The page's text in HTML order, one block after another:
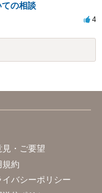
の相談
4
見・ご要望
規約
イバシーポリシー